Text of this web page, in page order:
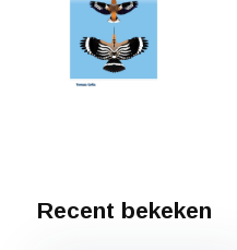
Recent bekeken